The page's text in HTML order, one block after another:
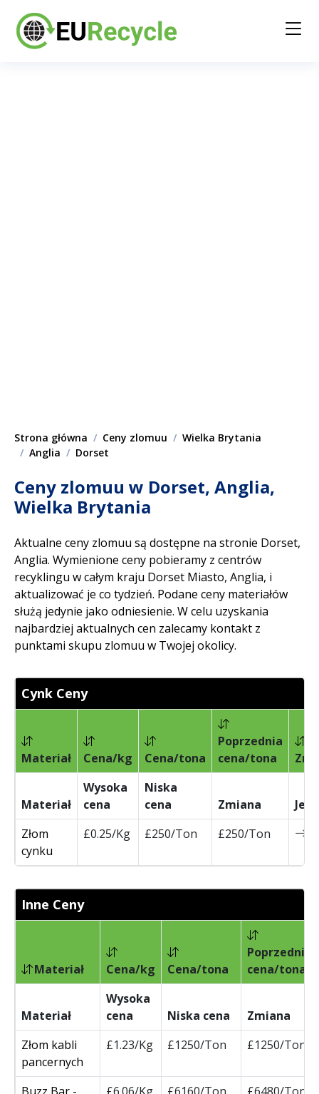
Strona główna Ceny zlomuu
Wielka Brytania
Anglia
Dorset
Ceny zlomuu w Dorset, Anglia,
Wielka Brytania
Aktualne ceny zlomuu są dostępne na stronie Dorset,
Anglia. Wymienione ceny pobieramy z centrów
recyklingu w całym kraju Dorset Miasto, Anglia, i
aktualizować je co tydzień. Podane ceny materiałów
służą jedynie jako odniesienie. W celu uzyskania
najbardziej aktualnych cen zalecamy kontakt z
punktami skupu zlomuu w Twojej okolicy.
Cynk Ceny
Materiał Cena/kg Cena/tona
Poprzednia
cena/tona
Materiał
Wysoka
cena
Niska
cena
Zmiana
Złom
cynku
£0.25/Kg £250/Ton £250/Ton
Inne Ceny
Materiał Cena/kg Cena/tona
Poprzednia
cena/tona
Materiał
Wysoka
cena
Niska cena
Zmiana
Złom kabli
pancernych
£1.23/Kg £1250/Ton £1250/Ton